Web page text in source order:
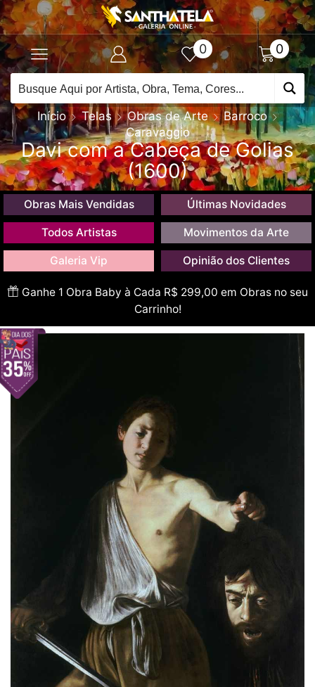
0 0
Início Telas Obras de Arte
Barroco
Caravaggio
Davi com a Cabeça de Golias
(1600)
Obras Mais Vendidas Últimas Novidades
Todos Artistas Movimentos da Arte
Galeria Vip Opinião dos Clientes
Ganhe 1 Obra Baby à Cada R$ 299,00 em Obras no seu
Carrinho!